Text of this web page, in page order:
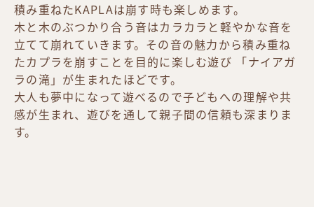
積み重ねたKAPLAは崩す時も楽しめます。
木と木のぶつかり合う音はカラカラと軽やかな音を
立てて崩れていきます。その音の魅力から積み重ね
たカプラを崩すことを目的に楽しむ遊び 「ナイアガ
ラの滝」が生まれたほどです。
大人も夢中になって遊べるので子どもへの理解や共
感が生まれ、遊びを通して親子間の信頼も深まりま
す。